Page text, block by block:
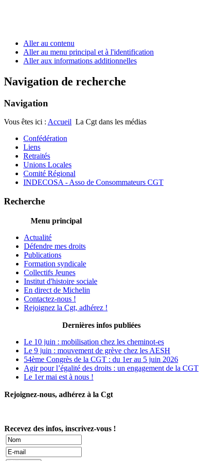
Aller au contenu
Aller au menu principal et à l'identification
Aller aux informations additionnelles
Navigation de recherche
Navigation
Vous êtes ici : Accueil La Cgt dans les médias
Confédération
Liens
Retraités
Unions Locales
Comité Régional
INDECOSA - Asso de Consommateurs CGT
Recherche
Menu principal
Actualité
Défendre mes droits
Publications
Formation syndicale
Collectifs Jeunes
Institut d'histoire sociale
En direct de Michelin
Contactez-nous !
Rejoignez la Cgt, adhérez !
Dernières infos publiées
Le 10 juin : mobilisation chez les cheminot-es
Le 9 juin : mouvement de grève chez les AESH
54ème Congrès de la CGT : du 1er au 5 juin 2026
Agir pour l’égalité des droits : un engagement de la CGT
Le 1er mai est à nous !
Rejoignez-nous, adhérez à la Cgt
Recevez des infos, inscrivez-vous !